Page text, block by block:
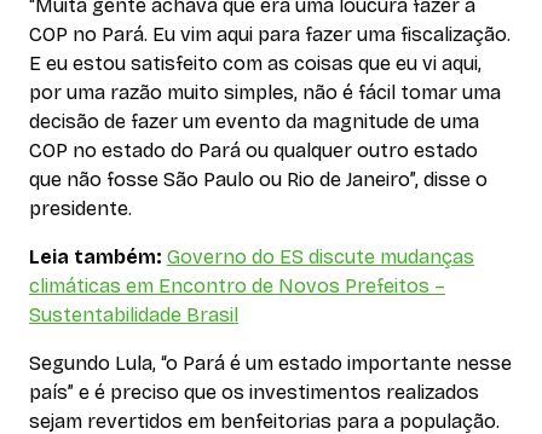
“Muita gente achava que era uma loucura fazer a
COP no Pará. Eu vim aqui para fazer uma fiscalização.
E eu estou satisfeito com as coisas que eu vi aqui,
por uma razão muito simples, não é fácil tomar uma
decisão de fazer um evento da magnitude de uma
COP no estado do Pará ou qualquer outro estado
que não fosse São Paulo ou Rio de Janeiro”, disse o
presidente.
Leia também: Governo do ES discute mudanças
climáticas em Encontro de Novos Prefeitos –
Sustentabilidade Brasil
Segundo Lula, “o Pará é um estado importante nesse
país” e é preciso que os investimentos realizados
sejam revertidos em benfeitorias para a população.